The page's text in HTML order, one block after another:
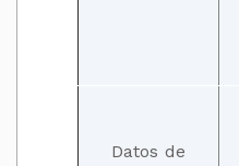
Datos de